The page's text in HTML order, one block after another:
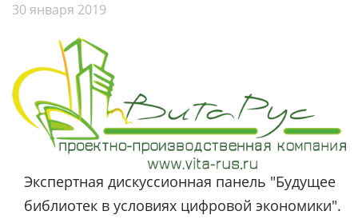
30 января 2019
Экспертная дискуссионная панель "Будущее
библиотек в условиях цифровой экономики".